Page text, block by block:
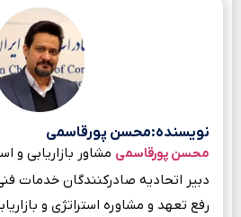
نویسنده:محسن پورقاسمی
محسن پورقاسمی مشاور بازاریابی و
دبیر اتحادیه صادرکنندگان
رفع تعهد و مشاوره استراتژی و